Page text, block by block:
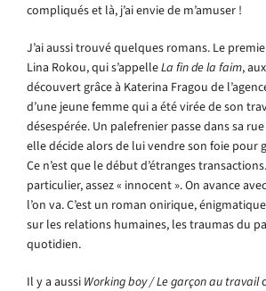
compliqués et là, j’ai envie de m’amuser !
J’ai aussi trouvé quelques romans. Le
Lina Rokou, qui s’appelleLa fin de la faim,
découvert grâce à Katerina Fragou de
d’une jeune femme qui a été virée de son
désespérée. Un palefrenier passe dans sa
elle décide alors de lui vendre son foie pour
Ce n’est que le début d’étranges
particulier, assez « innocent ». On avance
l’on va. C’est un roman onirique,
sur les relations humaines, les traumas du
quotidien.
Il y a aussi Working boy / Le garçon au travail